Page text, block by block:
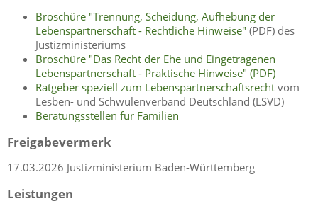
Broschüre "Trennung, Scheidung, Aufhebung der
Lebenspartnerschaft - Rechtliche Hinweise" (PDF) des
Justizministeriums
Broschüre "Das Recht der Ehe und Eingetragenen
Lebenspartnerschaft - Praktische Hinweise" (PDF)
Ratgeber speziell zum Lebenspartnerschaftsrecht vom
Lesben- und Schwulenverband Deutschland (LSVD)
Beratungsstellen für Familien
Freigabevermerk
17.03.2026 Justizministerium Baden-Württemberg
Leistungen